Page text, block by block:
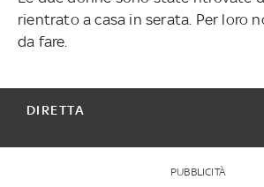
rientrato a casa in serata. Per loro
da fare.
DIRETTA
PUBBLICITÀ